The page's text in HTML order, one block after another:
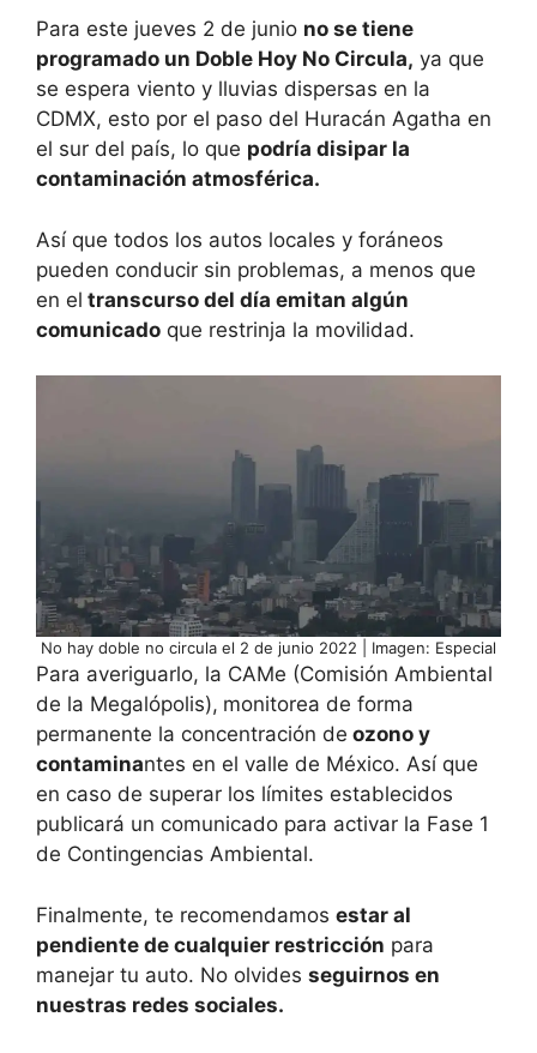
Para este jueves 2 de junio no se tiene
programado un Doble Hoy No Circula, ya que
se espera viento y lluvias dispersas en la
CDMX, esto por el paso del Huracán Agatha en
el sur del país, lo que podría disipar la
contaminación atmosférica.
Así que todos los autos locales y foráneos
pueden conducir sin problemas, a menos que
en el transcurso del día emitan algún
comunicado que restrinja la movilidad.
No hay doble no circula el 2 de junio 2022 | Imagen: Especial
Para averiguarlo, la CAMe (Comisión Ambiental
de la Megalópolis), monitorea de forma
permanente la concentración de ozono y
contaminantes en el valle de México. Así que
en caso de superar los límites establecidos
publicará un comunicado para activar la Fase 1
de Contingencias Ambiental.
Finalmente, te recomendamos estar al
pendiente de cualquier restricción para
manejar tu auto. No olvides seguirnos en
nuestras redes sociales.